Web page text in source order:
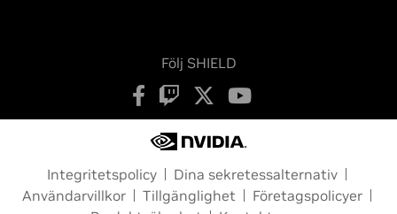
Följ SHIELD
Integritetspolicy
Dina sekretessalternativ
Användarvillkor
Tillgänglighet
Företagspolicyer